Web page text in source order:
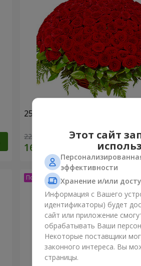
251 красная роза
22 999 грн
Этот сайт
эффективности
Хранение и/или
Информация с Вашего
идентификаторы) будет
сайт или приложение
обрабатывать Ваши
Некоторые поставщики
законного интереса. Вы
страницы.